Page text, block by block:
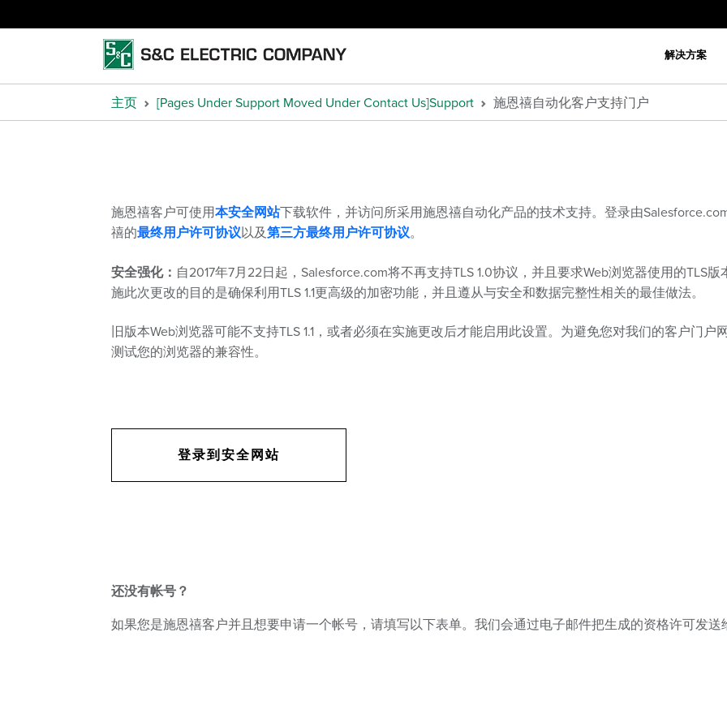
解决方案
主页 [Pages Under Support Moved Under Contact Us]Support 施恩禧自动化客户支持门户
施恩禧客户可使用本安全网站下载软件，并访问所采用施恩禧自动化产品的技术支持。登录由
禧的最终用户许可协议以及第三方最终用户许可协议。
安全强化： 自2017年7月22日起，Salesforce.com将不再支持TLS 1.0协议，并且要求Web浏览器使用的TLS
施此次更改的目的是确保利用TLS 1.1更高级的加密功能，并且遵从与安全和数据完整性相关的最佳做法。
旧版本Web浏览器可能不支持TLS 1.1，或者必须在实施更改后才能启用此设置。为避免您对我们的客户门
测试您的浏览器的兼容性。
登录到安全网站
还没有帐号？
如果您是施恩禧客户并且想要申请一个帐号，请填写以下表单。我们会通过电子邮件把生成的资格许可发送